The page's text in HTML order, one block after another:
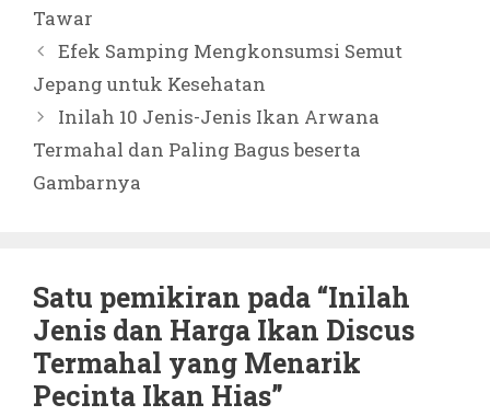
Tawar
Efek Samping Mengkonsumsi Semut
Jepang untuk Kesehatan
Inilah 10 Jenis-Jenis Ikan Arwana
Termahal dan Paling Bagus beserta
Gambarnya
Satu pemikiran pada “Inilah
Jenis dan Harga Ikan Discus
Termahal yang Menarik
Pecinta Ikan Hias”